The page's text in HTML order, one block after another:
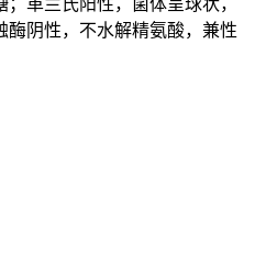
革兰氏阳性，菌体呈球状，
酶阴性，不水解精氨酸，兼性